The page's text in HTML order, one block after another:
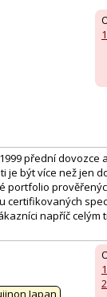
přední
je být více než jen
portfolio
certifikovaných
napříč